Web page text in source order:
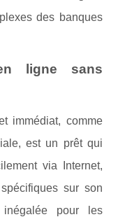
des banques
ligne sans
immédiat, comme
est un prêt qui
via Internet,
sur son
pour les